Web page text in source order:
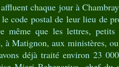
chaque jour à
le code postal de leur lieu de
même que les lettres,
à Matignon, aux ministères,
déjà traité environ 23